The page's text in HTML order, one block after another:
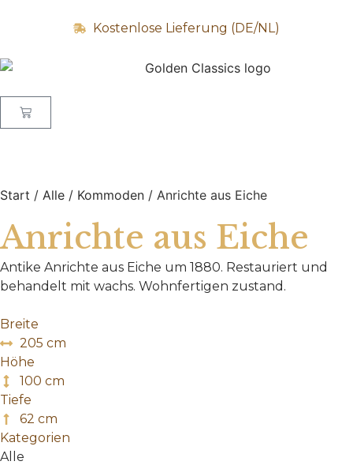
Kostenlose Lieferung (DE/NL)
Start / Alle / Kommoden / Anrichte aus Eiche
Anrichte aus Eiche
Antike Anrichte aus Eiche um 1880. Restauriert und
behandelt mit wachs. Wohnfertigen zustand.
Breite
205 cm
Höhe
100 cm
Tiefe
62 cm
Kategorien
Alle